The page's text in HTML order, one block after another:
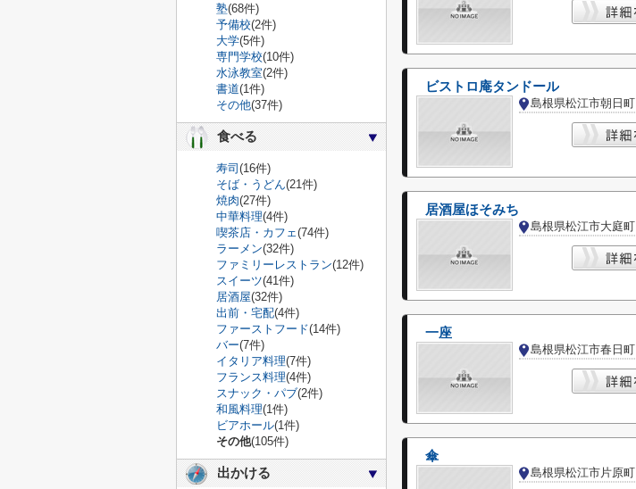
ビストロ庵タンドール
島根県松江市朝日町
居酒屋ほそみち
島根県松江市大庭町
一座
島根県松江市春日町
傘
島根県松江市片原町
塾(68件)
予備校(2件)
大学(5件)
専門学校(10件)
水泳教室(2件)
書道(1件)
その他(37件)
食べる
寿司 (16件)
そば・うどん(21件)
焼肉(27件)
中華料理(4件)
喫茶店・カフェ(74件)
ラーメン(32件)
ファミリーレストラン(12件)
スイーツ(41件)
居酒屋(32件)
出前・宅配(4件)
ファーストフード(14件)
バー(7件)
イタリア料理(7件)
フランス料理(4件)
スナック・パブ(2件)
和風料理(1件)
ビアホール(1件)
その他(105件)
出かける